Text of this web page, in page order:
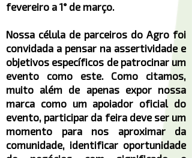
fevereiro a 1° de março.
Nossa célula de parceiros do Agro foi
convidada a pensar na assertividade e
objetivos específicos de patrocinar um
evento como este. Como citamos,
muito além de apenas expor nossa
marca como um apoiador oficial do
evento, participar da feira deve ser um
momento para nos aproximar da
comunidade, identificar oportunidade